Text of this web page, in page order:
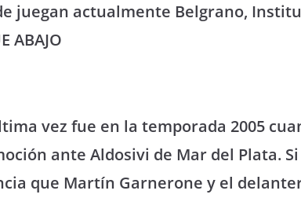
juegan actualmente Belgrano,
ABAJO
vez fue en la temporada 2005
ante Aldosivi de Mar del Plata.
que Martín Garnerone y el